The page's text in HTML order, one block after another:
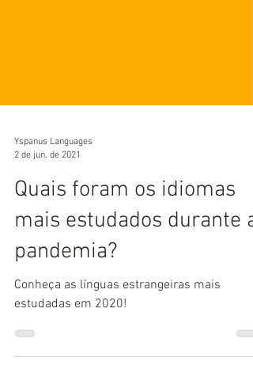
Yspanus Languages
Quais foram os idiomas
mais estudados durante a
pandemia?
Conheça as línguas estrangeiras mais